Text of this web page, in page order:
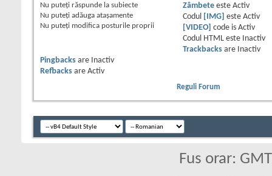
Nu puteţi răspunde la subiecte
Nu puteţi adăuga ataşamente
Nu puteţi modifica posturile proprii
Zâmbeteeste Activ
Codul
[IMG] este Activ
[VIDEO] code is Activ
Codul HTML este
Inactiv
Trackbacksare
Inactiv
Pingbacks are
Inactiv
Refbacks are Activ
Reguli Forum
Fus orar: